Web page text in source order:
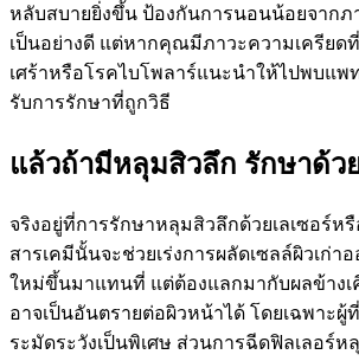
หลับสบายยิ่งขึ้น ป้องกันการนอนน้อยจากภ
เป็นอย่างดี แต่หากคุณมีภาวะความเครียด
เศร้าหรือโรคไบโพลาร์แนะนำให้ไปพบแพ
รับการรักษาที่ถูกวิธี
แล้วถ้ามีหลุมสิวลึก รักษาด้ว
จริงอยู่ที่การรักษาหลุมสิวลึกด้วยเลเซอร์ห
สารเคมีนั้นจะช่วยเร่งการผลัดเซลล์ผิวเก่า
ใหม่ขึ้นมาแทนที่ แต่ต้องแลกมากับผลข้างเ
อาจเป็นอันตรายต่อผิวหน้าได้ โดยเฉพาะผู้
ระมัดระวังเป็นพิเศษ ส่วนการฉีดฟิลเลอร์